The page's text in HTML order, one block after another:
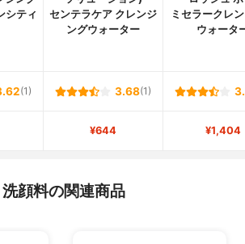
シティ
センテラケア クレンジ
ングウォーター
ミセラークレ
ウォータ
(1) 3.68(1)
¥644 ¥1,404
顔料の関連商品